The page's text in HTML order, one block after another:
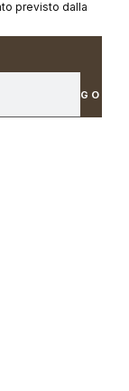
previsto dalla
GO